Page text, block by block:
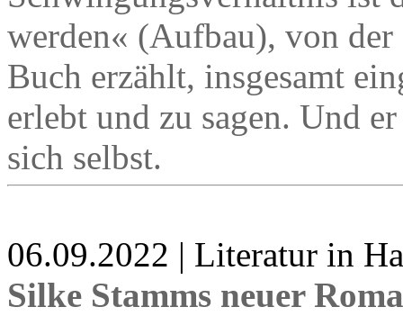
werden« (Aufbau), von
Buch erzählt, insgesamt
erlebt und zu sagen. Und
sich selbst.
06.09.2022 | Literatur in
Silke Stamms neuer